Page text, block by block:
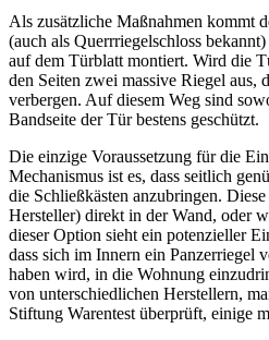
Als zusätzliche Maßnahmen kommt
(auch als Querrriegelschloss
auf dem Türblatt montiert. Wird die
den Seiten zwei massive Riegel aus,
verbergen. Auf diesem Weg sind
Bandseite der Tür bestens geschützt.
Die einzige Voraussetzung für die
Mechanismus ist es, dass seitlich
die Schließkästen anzubringen.
Hersteller) direkt in der Wand, oder
dieser Option sieht ein potenzieller
dass sich im Innern ein Panzerriegel
haben wird, in die Wohnung
von unterschiedlichen Herstellern,
Stiftung Warentest überprüft, einige